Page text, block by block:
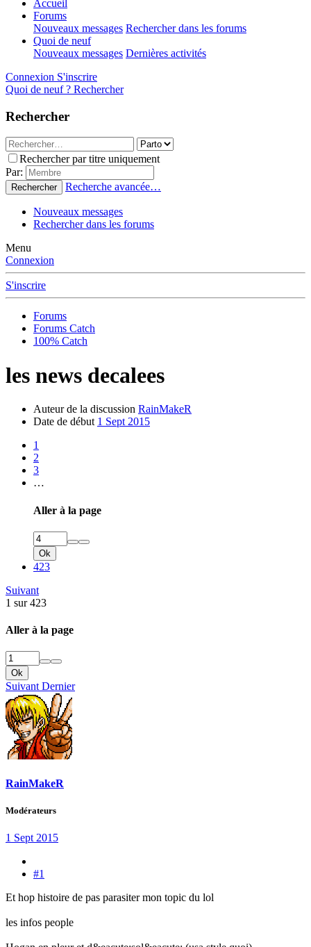
Accueil
Forums
Nouveaux messages Rechercher dans les forums
Quoi de neuf
Nouveaux messages Dernières activités
Connexion S'inscrire
Quoi de neuf ? Rechercher
Rechercher
Rechercher par titre uniquement
Par:
Rechercher Recherche avancée…
Nouveaux messages
Rechercher dans les forums
Menu
Connexion
S'inscrire
Forums
Forums Catch
100% Catch
les news decalees
Auteur de la discussion RainMakeR
Date de début 1 Sept 2015
1
2
3
…
Aller à la page
Ok
423
Suivant
1 sur 423
Aller à la page
Ok
Suivant Dernier
RainMakeR
Modérateurs
1 Sept 2015
#1
Et hop histoire de pas parasiter mon topic du lol
les infos people